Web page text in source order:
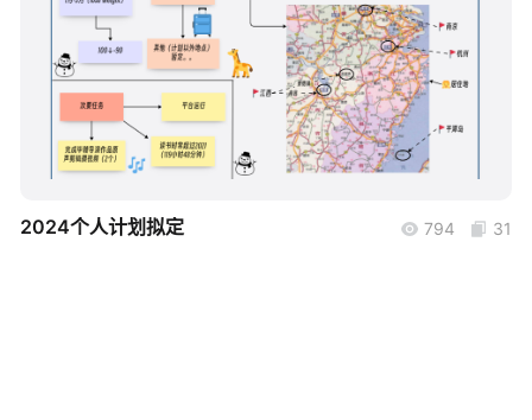
boardmix
2024个人计划拟定 794 31